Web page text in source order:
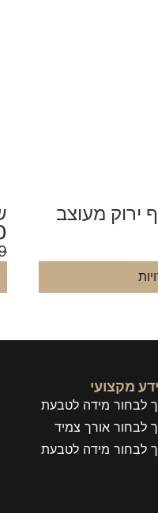
חום דגם
מקצועי
לבחור מידה לטבעת
לבחור אורך צמיד
לבחור מידה לטבעת